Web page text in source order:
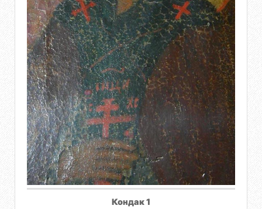
Кондак 1